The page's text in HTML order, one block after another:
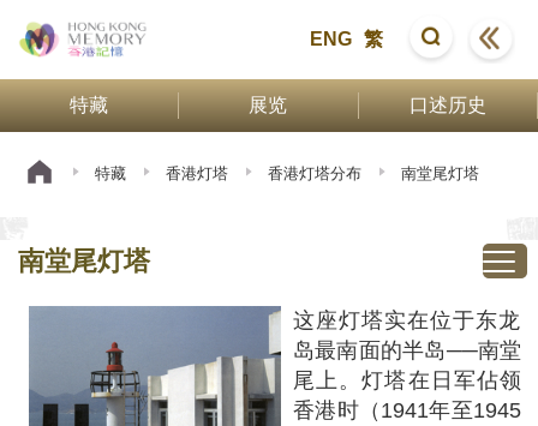
ENG 繁
特藏 展览 口述历史
特藏 香港灯塔 香港灯塔分布 南堂尾灯塔
南堂尾灯塔
这座灯塔实在位于东龙
岛最南面的半岛──南堂
尾上。灯塔在日军佔领
香港时（1941年至1945